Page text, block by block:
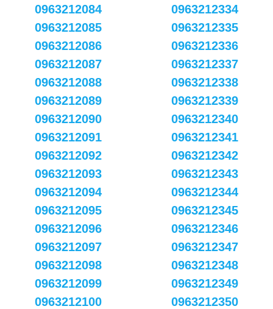
0963212084
0963212085
0963212086
0963212087
0963212088
0963212089
0963212090
0963212091
0963212092
0963212093
0963212094
0963212095
0963212096
0963212097
0963212098
0963212099
0963212100
0963212334
0963212335
0963212336
0963212337
0963212338
0963212339
0963212340
0963212341
0963212342
0963212343
0963212344
0963212345
0963212346
0963212347
0963212348
0963212349
0963212350